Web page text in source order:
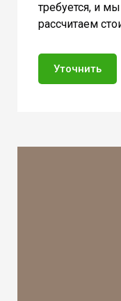
требуется, и мы
рассчитаем
Уточнить